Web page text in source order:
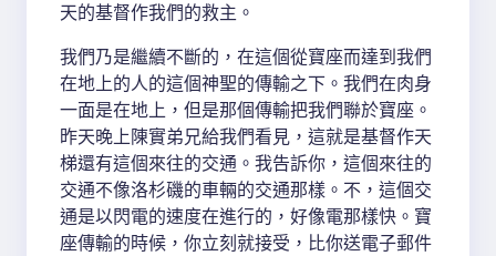
天的基督作我們的救主。
我們乃是繼續不斷的，在這個從寶座而達到我們
在地上的人的這個神聖的傳輸之下。我們在肉身
一面是在地上，但是那個傳輸把我們聯於寶座。
昨天晚上陳實弟兄給我們看見，這就是基督作天
梯還有這個來往的交通。我告訴你，這個來往的
交通不像洛杉磯的車輛的交通那樣。不，這個交
通是以閃電的速度在進行的，好像電那樣快。寶
座傳輸的時候，你立刻就接受，比你送電子郵件